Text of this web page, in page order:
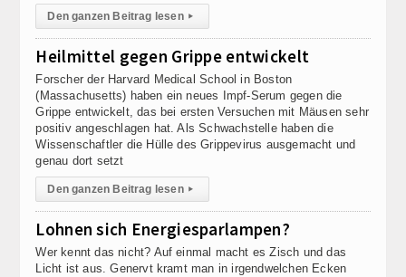
Den ganzen Beitrag lesen ▸
Heilmittel gegen Grippe entwickelt
Forscher der Harvard Medical School in Boston
(Massachusetts) haben ein neues Impf-Serum gegen die
Grippe entwickelt, das bei ersten Versuchen mit Mäusen sehr
positiv angeschlagen hat. Als Schwachstelle haben die
Wissenschaftler die Hülle des Grippevirus ausgemacht und
genau dort setzt
Den ganzen Beitrag lesen ▸
Lohnen sich Energiesparlampen?
Wer kennt das nicht? Auf einmal macht es Zisch und das
Licht ist aus. Genervt kramt man in irgendwelchen Ecken